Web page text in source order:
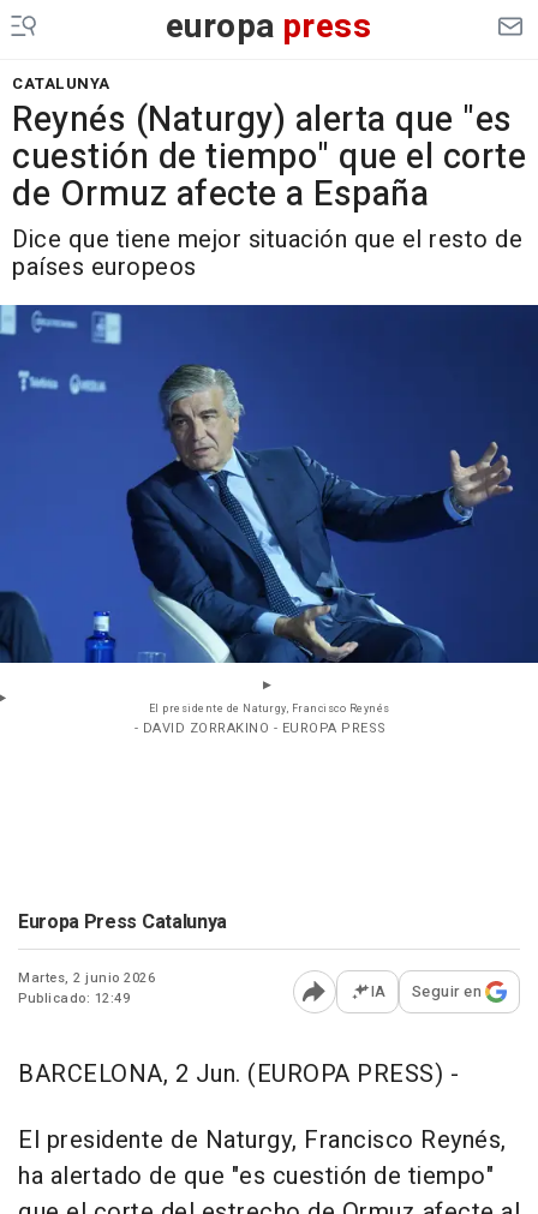
europa press
CATALUNYA
Reynés (Naturgy) alerta que "es
cuestión de tiempo" que el corte
de Ormuz afecte a España
Dice que tiene mejor situación que el resto de
países europeos
El presidente de Naturgy, Francisco Reynés
- DAVID ZORRAKINO - EUROPA PRESS
Europa Press Catalunya
Martes, 2 junio 2026
Publicado: 12:49
Abrir opciones para
IA Seguir en
BARCELONA, 2 Jun. (EUROPA PRESS) -
El presidente de Naturgy, Francisco Reynés,
ha alertado de que "es cuestión de tiempo"